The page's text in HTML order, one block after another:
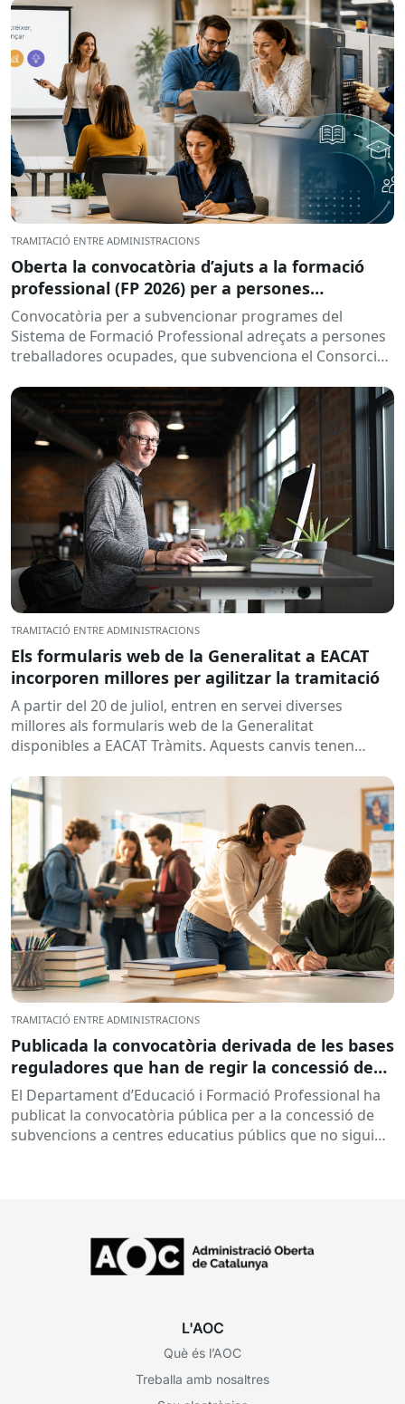
TRAMITACIÓ ENTRE ADMINISTRACIONS
Oberta la convocatòria d’ajuts a la formació
professional (FP 2026) per a persones
treballadores ocupades
Convocatòria per a subvencionar programes del
Sistema de Formació Professional adreçats a persones
treballadores ocupades, que subvenciona el Consorci
TRAMITACIÓ ENTRE ADMINISTRACIONS
Els formularis web de la Generalitat a EACAT
incorporen millores per agilitzar la tramitació
A partir del 20 de juliol, entren en servei diverses
millores als formularis web de la Generalitat
disponibles a EACAT Tràmits. Aquests canvis tenen
TRAMITACIÓ ENTRE ADMINISTRACIONS
Publicada la convocatòria derivada de les bases
reguladores que han de regir la concessió de
subvencions a centres educatius, per al
desenvolupament de programes de formació i
inserció, durant el curs 2026-2027
El Departament d’Educació i Formació Professional ha
publicat la convocatòria pública per a la concessió de
subvencions a centres educatius públics que no siguin
L'AOC
Què és l’AOC
Treballa amb nosaltres